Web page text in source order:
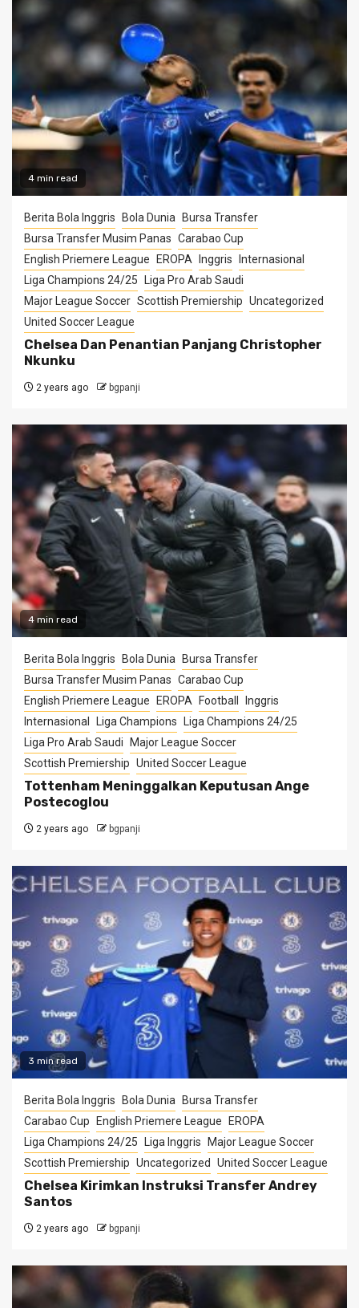
4 min read
Berita Bola Inggris Bola Dunia
Bursa Transfer
Bursa Transfer Musim Panas Carabao Cup
English Priemere League
EROPA Inggris
Internasional
Liga Champions 24/25
Liga Pro Arab Saudi
Major League Soccer Scottish Premiership Uncategorized
United Soccer League
Chelsea Dan Penantian Panjang Christopher
Nkunku
2 years ago bgpanji
4 min read
Berita Bola Inggris Bola Dunia
Bursa Transfer
Bursa Transfer Musim Panas Carabao Cup
English Priemere League
EROPA Football
Inggris
Internasional
Liga Champions
Liga Champions 24/25
Liga Pro Arab Saudi
Major League Soccer
Scottish Premiership United Soccer League
Tottenham Meninggalkan Keputusan Ange
Postecoglou
2 years ago bgpanji
3 min read
Berita Bola Inggris Bola Dunia
Bursa Transfer
Carabao Cup
English Priemere League
EROPA
Liga Champions 24/25
Liga Inggris
Major League Soccer
Scottish Premiership Uncategorized United Soccer League
Chelsea Kirimkan Instruksi Transfer Andrey
Santos
2 years ago bgpanji